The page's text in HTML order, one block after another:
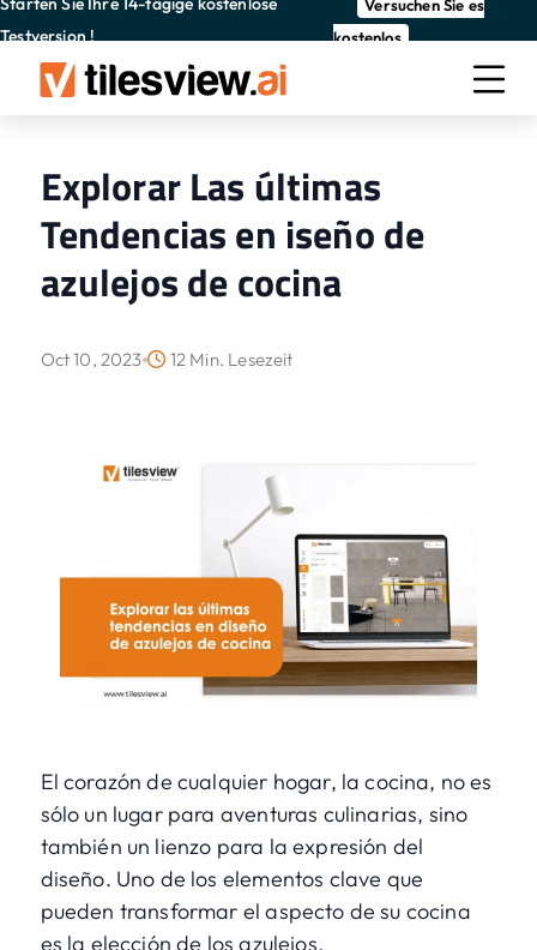
Testversion !
Versuchen Sie es
kostenlos
Explorar Las últimas
Tendencias en iseño de
azulejos de cocina
Oct 10, 2023 12 Min. Lesezeit
El corazón de cualquier hogar, la cocina, no es
sólo un lugar para aventuras culinarias, sino
también un lienzo para la expresión del
diseño. Uno de los elementos clave que
pueden transformar el aspecto de su cocina
es la elección de los azulejos.